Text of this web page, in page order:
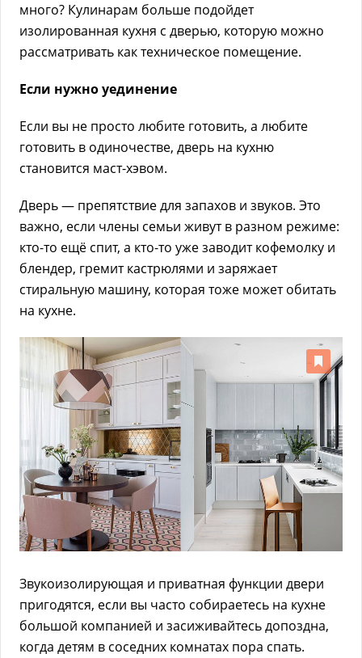
много? Кулинарам больше подойдет
изолированная кухня с дверью, которую можно
рассматривать как техническое помещение.
Если нужно уединение
Если вы не просто любите готовить, а любите
готовить в одиночестве, дверь на кухню
становится маст-хэвом.
Дверь — препятствие для запахов и звуков. Это
важно, если члены семьи живут в разном режиме:
кто-то ещё спит, а кто-то уже заводит кофемолку и
блендер, гремит кастрюлями и заряжает
стиральную машину, которая тоже может обитать
на кухне.
Звукоизолирующая и приватная функции двери
пригодятся, если вы часто собираетесь на кухне
большой компанией и засиживайтесь допоздна,
когда детям в соседних комнатах пора спать.